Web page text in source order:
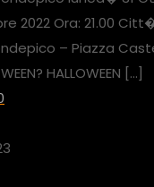
2022 Ora: 21.00
– Piazza
HALLOWEEN […]